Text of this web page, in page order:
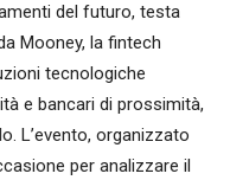
del futuro, testa
Mooney, la fintech
tecnologiche
e bancari di prossimità,
L’evento, organizzato
per analizzare il